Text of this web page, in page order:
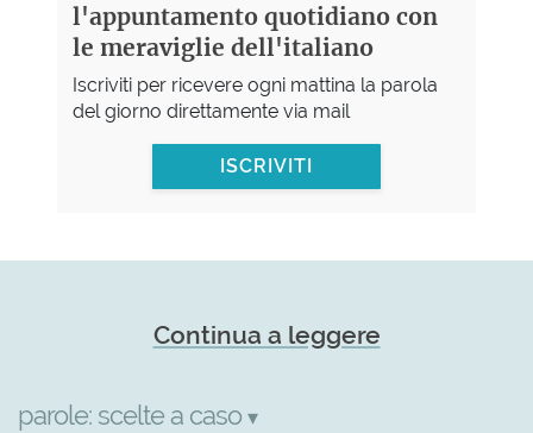
l'appuntamento quotidiano con
le meraviglie dell'italiano
Iscriviti per ricevere ogni mattina la parola
del giorno direttamente via mail
ISCRIVITI
Continua a leggere
parole: scelte a caso ▾